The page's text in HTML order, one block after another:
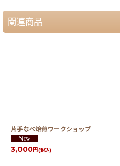
関連商品
片手なべ焙煎ワークショップ
3,000円(税込)